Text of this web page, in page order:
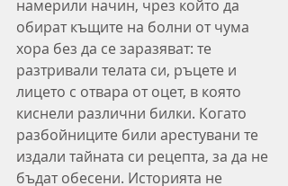
намерили начин, чрез който да
обират къщите на болни от чума
хора без да се заразяват: те
разтривали телата си, ръцете и
лицето с отвара от оцет, в която
киснели различни билки. Когато
разбойниците били арестувани те
издали тайната си рецепта, за да не
бъдат обесени. Историята не